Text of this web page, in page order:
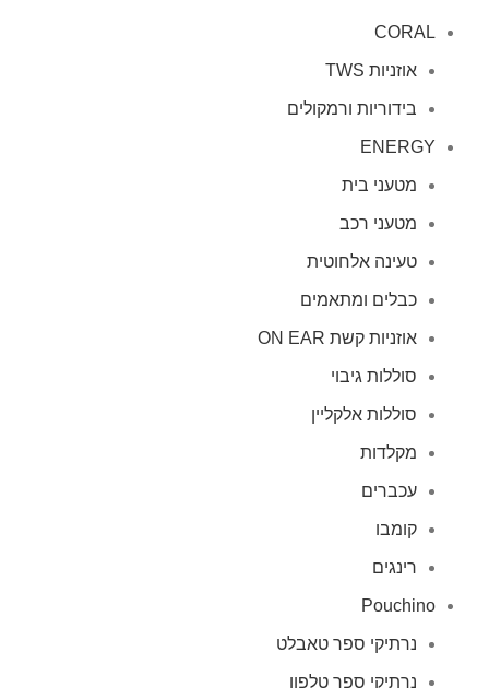
CORAL
אוזניות TWS
בידוריות ורמקולים
ENERGY
מטעני בית
מטעני רכב
טעינה אלחוטית
כבלים ומתאמים
אוזניות קשת ON EAR
סוללות גיבוי
סוללות אלקליין
מקלדות
עכברים
קומבו
רינגים
Pouchino
נרתיקי ספר טאבלט
נרתיקי ספר טלפון